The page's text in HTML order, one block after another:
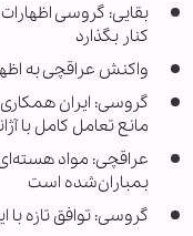
بقایی: گروسی
کنار بگذارد
واکنش عراقچی به
گروسی: ایران
مانع تعامل کامل با
عراقچی: مواد
بمباران‌شده است
گروسی: توافق تازه